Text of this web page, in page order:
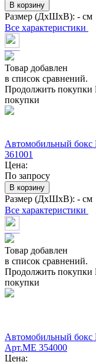
В корзину
Размер (ДхШхВ): - см
Все характеристики
Товар добавлен
в список сравнений.
Продолжить покупки
покупки
Автомобильный бокс
361001
Цена:
По запросу
В корзину
Размер (ДхШхВ): - см
Все характеристики
Товар добавлен
в список сравнений.
Продолжить покупки
покупки
Автомобильный бокс
Арт.ME 354000
Цена: